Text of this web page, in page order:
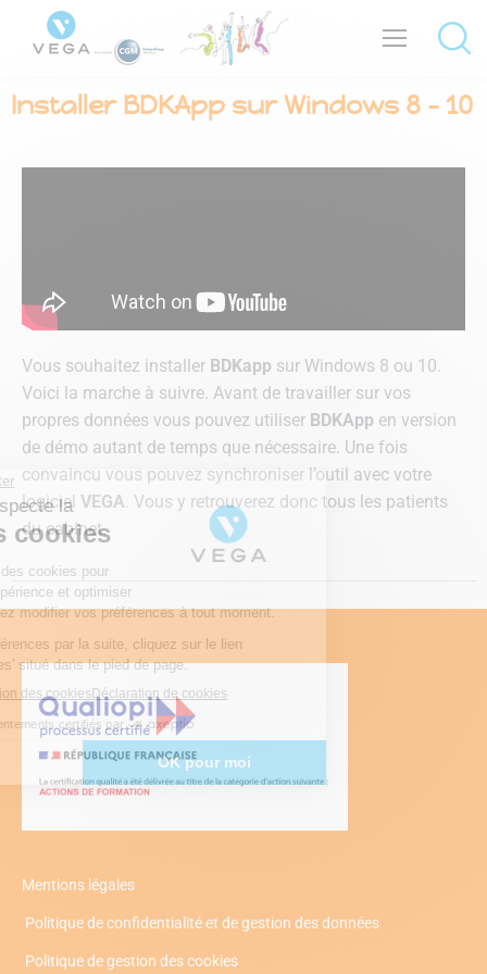
Installer BDKApp sur Windows 8 – 10
Vous souhaitez installer BDKapp sur Windows 8 ou 10.
Voici la marche à suivre. Avant de travailler sur vos
propres données vous pouvez utiliser BDKApp en version
de démo autant de temps que nécessaire. Une fois
convaincu vous pouvez synchroniser l’outil avec votre
logiciel VEGA. Vous y retrouverez donc tous les patients
du cabinet.
Mentions légales
Politique de confidentialité et de gestion des données
Politique de gestion des cookies